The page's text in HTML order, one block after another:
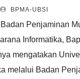
BPMA-UBSI
Penjaminan
Informatika,
mengatakan
melalui Badan